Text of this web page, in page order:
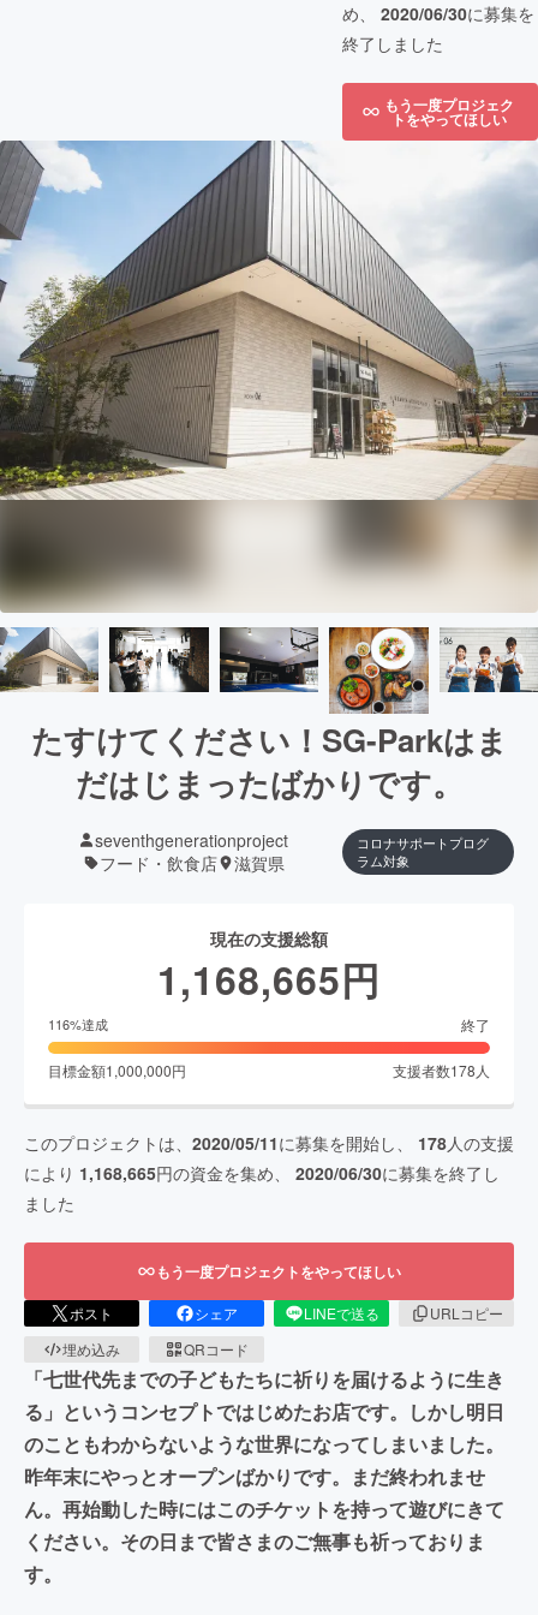
め、 2020/06/30に募集を
終了しました
もう一度プロジェク
トをやってほしい
たすけてください！SG-Parkはま
だはじまったばかりです。
seventhgenerationproject
フード・飲食店
滋賀県
コロナサポートプログ
ラム対象
現在の支援総額
1,168,665円
116%達成 終了
目標金額1,000,000円 支援者数178 人
このプロジェクトは、 2020/05/11に募集を開始し、 178人の支援
により 1,168,665円の資金を集め、 2020/06/30に募集を終了し
ました
もう一度プロジェクトをやってほしい
ポスト シェア LINEで送る
URLコピー
埋め込み
QRコード
「七世代先までの子どもたちに祈りを届けるように生き
る」というコンセプトではじめたお店です。しかし明日
のこともわからないような世界になってしまいました。
昨年末にやっとオープンばかりです。まだ終われませ
ん。再始動した時にはこのチケットを持って遊びにきて
ください。その日まで皆さまのご無事も祈っておりま
す。